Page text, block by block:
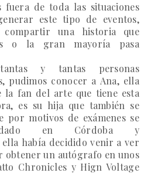
fuera de toda las situaciones
este tipo de eventos,
compartir una historia que
o la gran mayoría pasa
y tantas personas
pudimos conocer a Ana, ella
la fan del arte que tiene esta
es su hija que también se
por motivos de exámenes se
en Córdoba y
había decidido venir a ver
obtener un autógrafo en unos
Chronicles y Hign Voltage